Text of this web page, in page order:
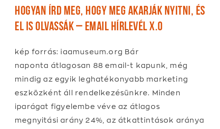
Hogyan írd meg, hogy meg akarják nyitni, és
el is olvassák – email hírlevél x.0
kép forrás: iaamuseum.org Bár
naponta átlagosan 88 email-t kapunk, még
mindig az egyik leghatékonyabb marketing
eszközként áll rendelkezésünkre. Minden
iparágat figyelembe véve az átlagos
megnyitási arány 24%, az átkattintások aránya